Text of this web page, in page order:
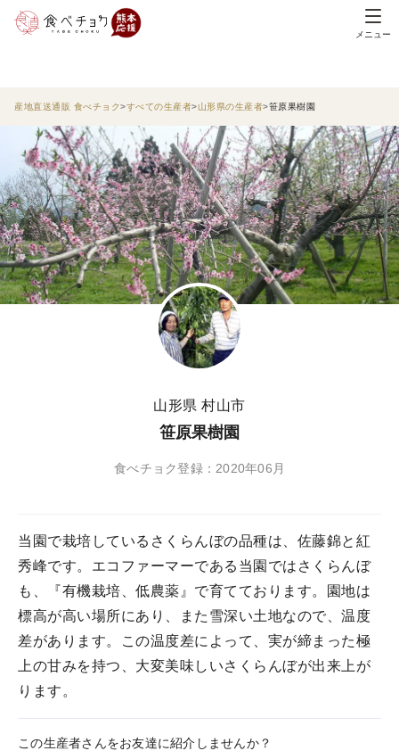
メニュー
産地直送通販 食べチョク すべての生産者 山形県の生産者 笹原果樹園
山形県 村山市
笹原果樹園
食べチョク登録：2020年06月
当園で栽培しているさくらんぼの品種は、佐藤錦と紅
秀峰です。エコファーマーである当園ではさくらんぼ
も、『有機栽培、低農薬』で育てております。園地は
標高が高い場所にあり、また雪深い土地なので、温度
差があります。この温度差によって、実が締まった極
上の甘みを持つ、大変美味しいさくらんぼが出来上が
ります。
この生産者さんをお友達に紹介しませんか？